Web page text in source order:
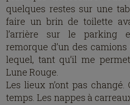
quelques restes sur une
faire un brin de toilette
l’arrière sur le parking
remorque d’un des camions
lequel, tant qu’il me
Lune Rouge.
Les lieux n’ont pas
temps. Les nappes à